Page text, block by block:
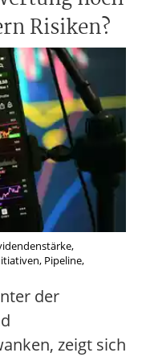
Risiken?
Pipeline,
der
zeigt sich